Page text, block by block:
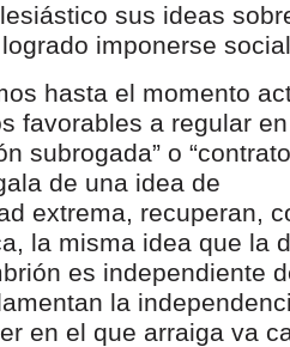
sus ideas
imponerse
hasta el momento
favorables a regular
subrogada” o
de una idea de
extrema, recuperan,
la misma idea que la
es independiente
la
en el que arraiga va